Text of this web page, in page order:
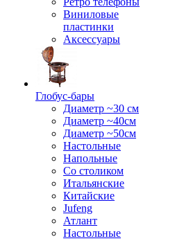
Виниловые
пластинки
Аксессуары
Глобус-бары
Диаметр ~30 см
Диаметр ~40см
Диаметр ~50см
Настольные
Напольные
Со столиком
Итальянские
Китайские
Jufeng
Атлант
Настольные